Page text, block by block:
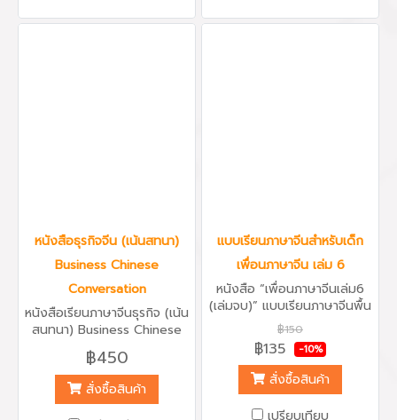
Language Press เหมาะแก่ผู้
Language Press เหมาะแก่ผู้
หนังสือธุรกิจจีน (เน้นสทนา)
Business Chinese
Conversation
หนังสือเรียนภาษาจีนธุรกิจ (เน้น
สนทนา) Business Chinese
Conversation จากมหาวิทยาลัย
Beijing Language and
Culture University Press
ปักกิ่ง ซึ่งถือเป็นมหาวิทยาลัยที่
มีชื่อเสียงเป็นลำดับต้นๆของ
฿450
สั่งซื้อสินค้า
แบบเรียนภาษาจีนสำหรับเด็ก
เพื่อนภาษาจีน เล่ม 6
หนังสือ “เพื่อนภาษาจีนเล่ม6
(เล่มจบ)” แบบเรียนภาษาจีนพื้น
ฐานสำหรับเด็ก 1 ชุดมี 6 เล่ม
เหมาะสำหรับเด็กอายุ 4-12 ปี
เนื้อหาสนุก เข้าใจง่าย เรียนรู้
ภาษาจีนผ่านบทสนทนาขั้นพื้น
ฐาน ศัพท์ใหม่น่ารู้ประจำบท
น้องๆ จะสามารถฟัง พูด อ่าน
฿150
฿135 -10%
สั่งซื้อสินค้า
เปรียบเทียบ